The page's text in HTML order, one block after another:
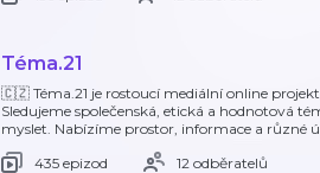
Téma.21
🇨🇿 Téma.21 je rostoucí mediální online
Sledujeme společenská, etická a hodnotová
myslet. Nabízíme prostor, informace a různé
435 epizod
12 odběratelů